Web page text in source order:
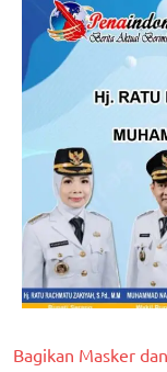
Bagikan Masker